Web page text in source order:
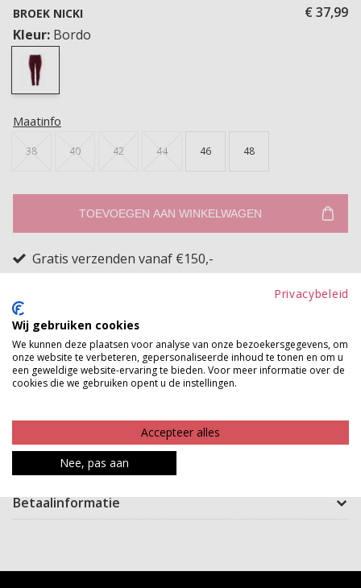
BROEK NICKI
€ 37,99
Kleur: Bordo
Maatinfo
38 40 42 44 46 48
TOEVOEGEN AAN WINKELWAGEN
Gratis verzenden vanaf €150,-
Gratis ophalen en ruilen in onze winkels
Deze broek is een echte essential die kracht en
elegantie samenbrengt. Het slim fit model accentueert
stretch zorgt voor ultiem draagcomfort. Perfect voor
zowel een casual look met sneakers als een chique
uitstraling met hakken.
Betaalinformatie
Privacybeleid
Wij gebruiken cookies
We kunnen deze plaatsen voor analyse van onze bezoekersgegevens, om
onze website te verbeteren, gepersonaliseerde inhoud te tonen en om u
een geweldige website-ervaring te bieden. Voor meer informatie over de
cookies die we gebruiken opent u de instellingen.
Accepteer alles
Nee, pas aan